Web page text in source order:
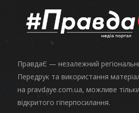
ПравдаЄ — незалежний
Передрук та використання
на pravdaye.com.ua, можливе
відкритого гіперпосилання.